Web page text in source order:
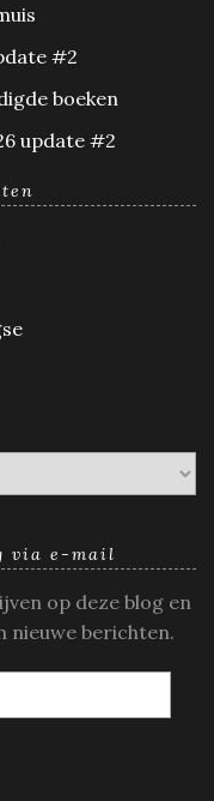
#2
boeken
update #2
via e-mail
op deze blog en
nieuwe berichten.